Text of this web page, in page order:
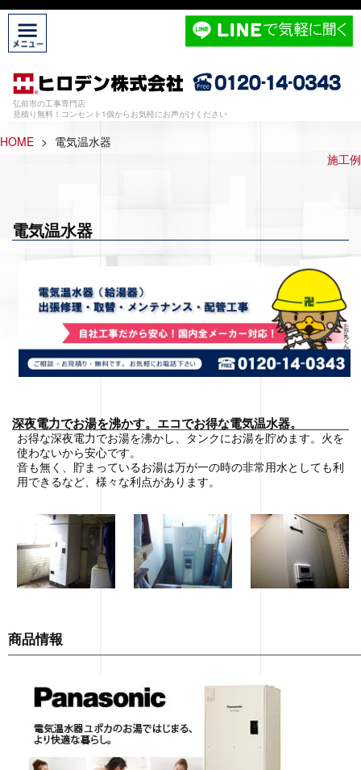
弘前市の工事専門店
見積り無料！コンセント1個からお気軽にお声がけください
HOME > 電気温水器
施工例
電気温水器
深夜電力でお湯を沸かす。エコでお得な電気温水器。
お得な深夜電力でお湯を沸かし、タンクにお湯を貯めます。火を
使わないから安心です。
音も無く、貯まっているお湯は万が一の時の非常用水としても利
用できるなど、様々な利点があります。
商品情報